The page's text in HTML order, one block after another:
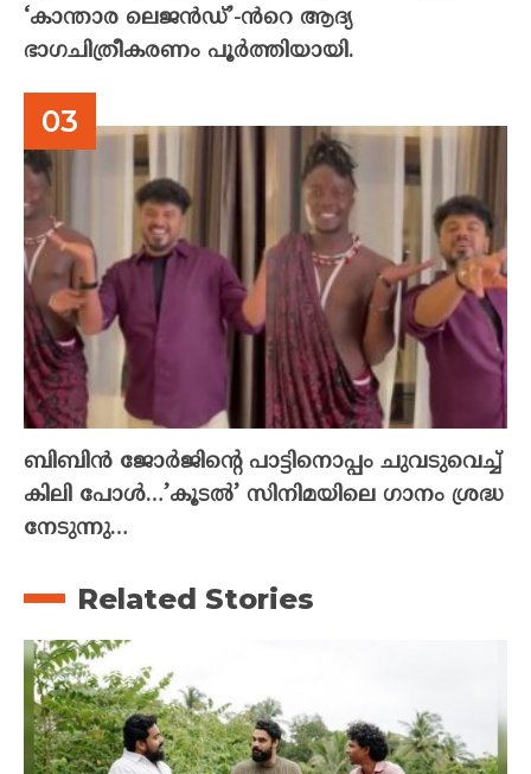
‘കാന്താര ലെജൻഡ്’-ൻറെ ആദ്യ
ഭാഗചിത്രീകരണം പൂർത്തിയായി.
ബിബിൻ ജോർജിന്റെ പാട്ടിനൊപ്പം ചുവടുവെച്ച്
കിലി പോൾ…’കൂടൽ’ സിനിമയിലെ ഗാനം ശ്രദ്ധ
നേടുന്നു…
Related Stories